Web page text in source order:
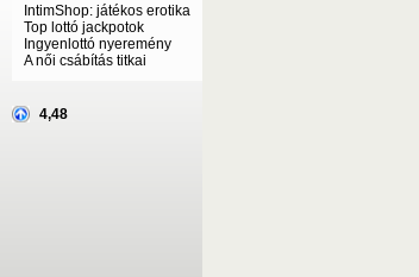
IntimShop: játékos erotika
Top lottó jackpotok
Ingyenlottó nyeremény
A női csábítás titkai
4,48